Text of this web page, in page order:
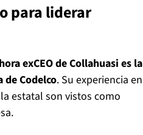
para liderar
exCEO de Collahuasi es la
Codelco. Su experiencia en
estatal son vistos como